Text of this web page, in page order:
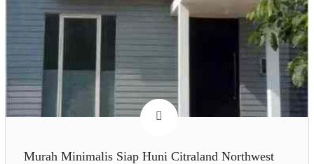
Murah Minimalis Siap Huni Citraland Northwest